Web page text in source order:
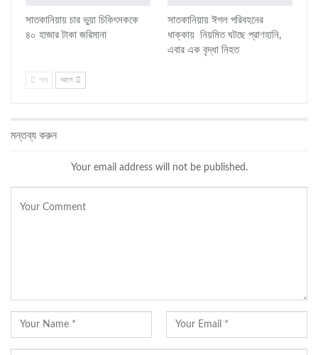
সাতকানিয়ায় চার ভুয়া চিকিৎসককে
৪০ হাজার টাকা জরিমানা
সাতকানিয়ায় ঈগল পরিবহনের
ধাক্কায় নিয়মিত ঘটছে প্রাণহানি,
এবার এক বৃদ্ধা নিহত
পরে আগে
মন্তব্য করুন
Your email address will not be published.